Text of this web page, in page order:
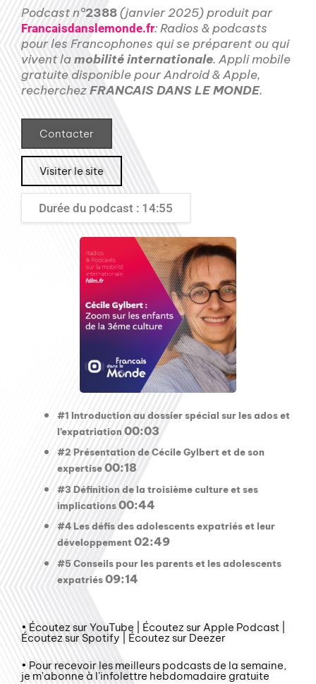
Podcast n°2388(janvier 2025) produit par
Francaisdanslemonde.fr: Radios & podcasts
pour les Francophones qui se préparent ou qui
vivent lamobilité internationale. Appli mobile
gratuite disponible pour Android & Apple,
recherchezFRANCAIS DANS LE MONDE.
Contacter
Visiter le site
Durée du podcast : 14:55
#1 Introduction au dossier spécial sur les ados et
l’expatriation 00:03
#2 Présentation de Cécile Gylbert et de son
expertise00:18
#3 Définition de la troisième culture et ses
implications00:44
#4 Les défis des adolescents expatriés et leur
développement02:49
#5 Conseils pour les parents et les adolescents
expatriés09:14
• Écoutez sur YouTube | Écoutez sur Apple Podcast |
Écoutez sur Spotify | Écoutez sur Deezer
• Pour recevoir les meilleurs podcasts de la semaine,
je m'abonne à l'infolettre hebdomadaire gratuite